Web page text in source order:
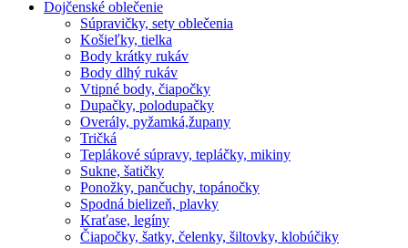
Dojčenské oblečenie
Súpravičky, sety oblečenia
Košieľky, tielka
Body krátky rukáv
Body dlhý rukáv
Vtipné body, čiapočky
Dupačky, polodupačky
Overály, pyžamká,župany
Tričká
Teplákové súpravy, tepláčky, mikiny
Sukne, šatičky
Ponožky, pančuchy, topánočky
Spodná bielizeň, plavky
Kraťase, legíny
Čiapočky, šatky, čelenky, šiltovky, klobúčiky